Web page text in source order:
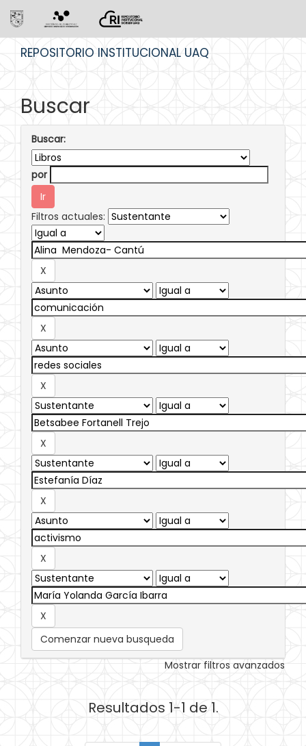
REPOSITORIO INSTITUCIONAL UAQ
Buscar
Buscar:
por
Filtros actuales:
Comenzar nueva busqueda
Mostrar filtros avanzados
Resultados 1-1 de 1.